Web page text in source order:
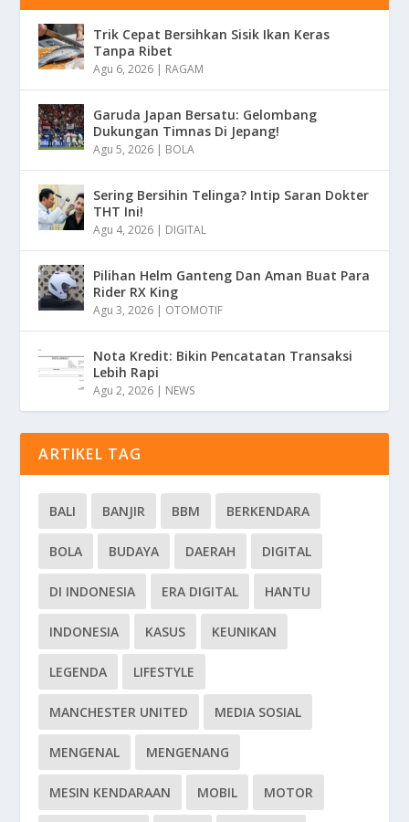
Trik Cepat Bersihkan Sisik Ikan Keras
Tanpa Ribet
Agu 6, 2026 | RAGAM
Garuda Japan Bersatu: Gelombang
Dukungan Timnas Di Jepang!
Agu 5, 2026 | BOLA
Sering Bersihin Telinga? Intip Saran Dokter
THT Ini!
Agu 4, 2026 | DIGITAL
Pilihan Helm Ganteng Dan Aman Buat Para
Rider RX King
Agu 3, 2026 | OTOMOTIF
Nota Kredit: Bikin Pencatatan Transaksi
Lebih Rapi
Agu 2, 2026 | NEWS
ARTIKEL TAG
BALI BANJIR BBM BERKENDARA
BOLA BUDAYA DAERAH DIGITAL
DI INDONESIA ERA DIGITAL HANTU
INDONESIA KASUS KEUNIKAN
LEGENDA LIFESTYLE
MANCHESTER UNITED MEDIA SOSIAL
MENGENAL MENGENANG
MESIN KENDARAAN MOBIL MOTOR